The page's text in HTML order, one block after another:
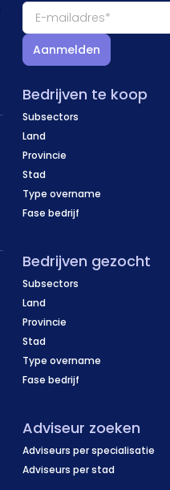
Aanmelden
Bedrijven te koop
Subsectors
Land
Provincie
Stad
Type overname
Fase bedrijf
Bedrijven gezocht
Subsectors
Land
Provincie
Stad
Type overname
Fase bedrijf
Adviseur zoeken
Adviseurs per specialisatie
Adviseurs per stad